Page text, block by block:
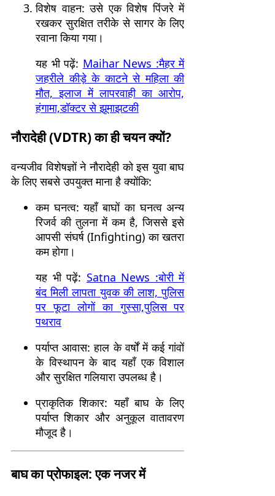
विशेष वाहन: उसे एक विशेष पिंजरे में
रखकर सुरक्षित तरीके से सागर के लिए
रवाना किया गया।
यह भी पढ़ें: Maihar News :मैहर में
जहरीले कीड़े के काटने से महिला की
मौत, इलाज में लापरवाही का आरोप,
हंगामा,डॉक्टर से झूमाझटकी
नौरादेही (VDTR) का ही चयन क्यों?
वन्यजीव विशेषज्ञों ने नौरादेही को इस युवा बाघ
के लिए सबसे उपयुक्त माना है क्योंकि:
कम घनत्व: यहाँ बाघों का घनत्व अन्य
रिजर्व की तुलना में कम है, जिससे इसे
आपसी संघर्ष (Infighting) का खतरा
कम होगा।
यह भी पढ़ें: Satna News :बोरी में
बंद मिली लापता युवक की लाश, पुलिस
पर फूटा लोगों का गुस्सा,पुलिस पर
पथराव
पर्याप्त आवास: हाल के वर्षों में कई गांवों
के विस्थापन के बाद यहाँ एक विशाल
और सुरक्षित गलियारा उपलब्ध है।
प्राकृतिक शिकार: यहाँ बाघ के लिए
पर्याप्त शिकार और अनुकूल वातावरण
मौजूद है।
बाघ का प्रोफाइल: एक नजर में